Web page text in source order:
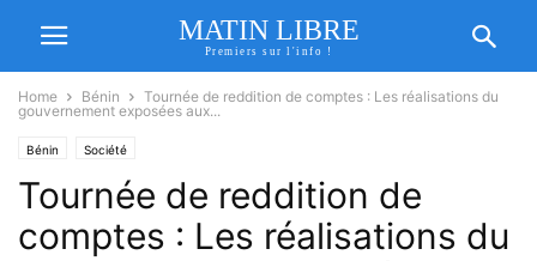
MATIN LIBRE
Premiers sur l'info !
Home Bénin
Tournée de reddition de comptes : Les réalisations du
gouvernement exposées aux...
Bénin Société
Tournée de reddition de
comptes : Les réalisations du